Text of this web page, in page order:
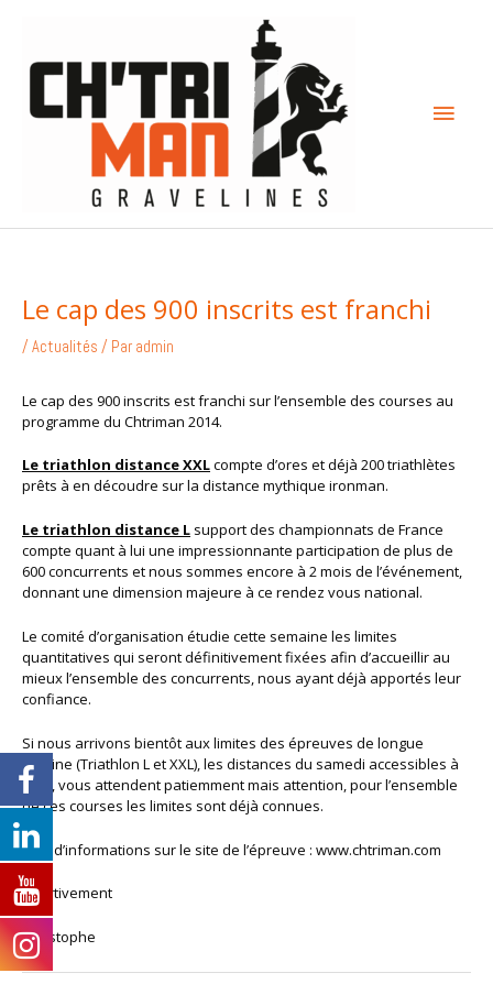
contenu
Le cap des 900 inscrits est franchi
/Actualités / Par admin
Le cap des 900 inscrits est franchi sur l’ensemble des courses au
programme du Chtriman 2014.
Le triathlon distance XXLcompte d’ores et déjà 200 triathlètes
prêts à en découdre sur la distance mythique ironman.
Le triathlon distance L support des championnats de France
compte quant à lui une impressionnante participation de plus de
600 concurrents et nous sommes encore à 2 mois de l’événement,
donnant une dimension majeure à ce rendez vous national.
Le comité d’organisation étudie cette semaine les limites
quantitatives qui seront définitivement fixées afin d’accueillir au
mieux l’ensemble des concurrents, nous ayant déjà apportés leur
confiance.
Si nous arrivons bientôt aux limites des épreuves de longue
haleine (Triathlon L et XXL), les distances du samedi accessibles à
tous, vous attendent patiemment mais attention, pour l’ensemble
de ces courses les limites sont déjà connues.
Plus d’informations sur le site de l’épreuve : www.chtriman.com
Sportivement
Christophe